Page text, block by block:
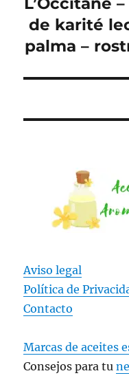
siguiente:
de karité
palma –
Aviso legal
Política de
Contacto
Marcas de aceites
Consejos para tu